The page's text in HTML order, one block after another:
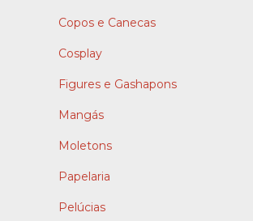
Copos e Canecas
Cosplay
Figures e Gashapons
Mangás
Moletons
Papelaria
Pelúcias